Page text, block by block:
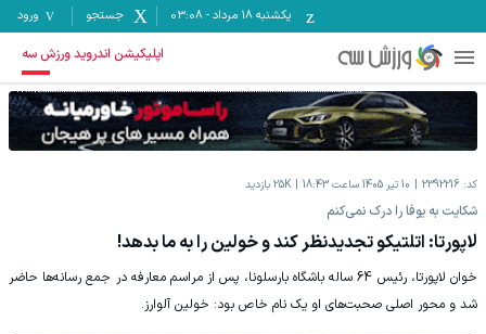
یکشنبه ۱۸ مرداد -
03:08 جستجو ورود
اپلیکیشن اندروید ورزش سه
کد: 2392216 10 تیر 1405 ساعت 18:43 25K بازدید
شکایت به یوفا را درک نمی‌کنم
لاپورتا: اتلتیکو تجدیدنظر کند و خولین را به ما بدهد!
خوان لاپورتا، رئیس 64 ساله باشگاه بارسلونا، پس از مراسم معارفه در جمع رسانه‌ها حاضر
شد و محور اصلی صحبت‌های او یک نام خاص بود: خولین آلوارز.